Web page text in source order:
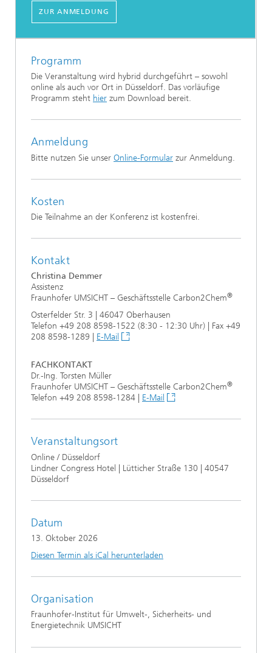
ZUR ANMELDUNG
Programm
Die Veranstaltung wird hybrid durchgeführt – sowohl
online als auch vor Ort in Düsseldorf. Das vorläufige
Programm steht hier zum Download bereit.
Anmeldung
Bitte nutzen Sie unser Online-Formular zur Anmeldung.
Kosten
Die Teilnahme an der Konferenz ist kostenfrei.
Kontakt
Christina Demmer
Assistenz
Fraunhofer UMSICHT – Geschäftsstelle Carbon2Chem®
Osterfelder Str. 3 | 46047 Oberhausen
Telefon +49 208 8598-1522 (8:30 - 12:30 Uhr) | Fax +49
208 8598-1289 | E-Mail
FACHKONTAKT
Dr.-Ing. Torsten Müller
Fraunhofer UMSICHT – Geschäftsstelle Carbon2Chem®
Telefon +49 208 8598-1284 | E-Mail
Veranstaltungsort
Online / Düsseldorf
Lindner Congress Hotel | Lütticher Straße 130 | 40547
Düsseldorf
Datum
13. Oktober 2026
Diesen Termin als iCal herunterladen
Organisation
Fraunhofer-Institut für Umwelt-, Sicherheits- und
Energietechnik UMSICHT